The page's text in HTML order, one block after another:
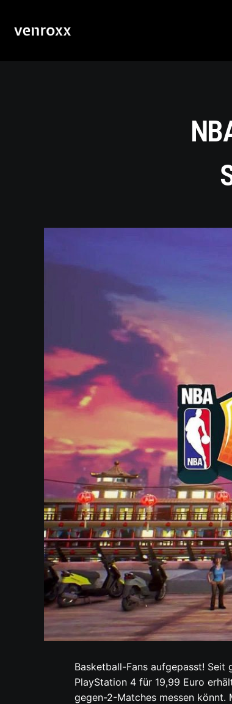
Basketball-Fans aufgepasst! Seit
PlayStation 4 für 19,99 Euro
gegen-2-Matches messen könnt.